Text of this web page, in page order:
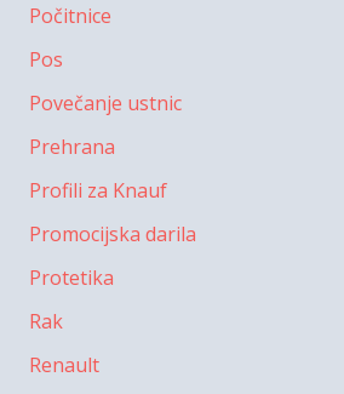
Počitnice
Pos
Povečanje ustnic
Prehrana
Profili za Knauf
Promocijska darila
Protetika
Rak
Renault